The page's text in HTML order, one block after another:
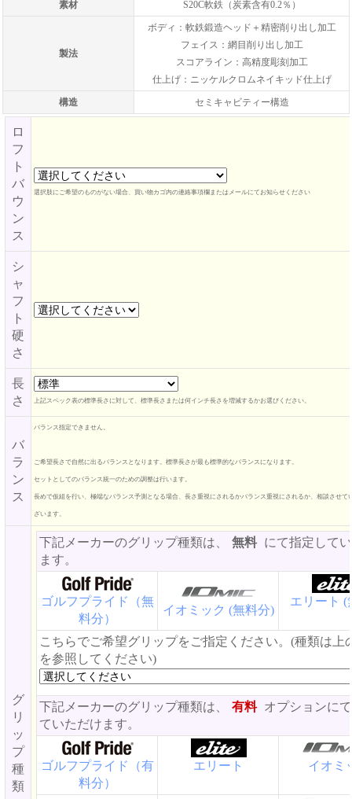
素材 S20C軟鉄（炭素含有0.2％）
製法
ボディ：軟鉄鍛造ヘッド＋精密削り出し加工
フェイス：網目削り出し加工
スコアライン：高精度彫刻加工
仕上げ：ニッケルクロムネイキッド仕上げ
構造 セミキャビティー構造
ロ
フ
ト
バ
ウ
ン
ス
選択肢にご希望のものがない場合、買い物カゴ内の連絡事項欄またはメールにてお知らせください
シ
ャ
フ
ト
硬
さ
長
さ
上記スペック表の標準長さに対して、標準長さまたは何インチ長さを増減するかお選びください。
バ
ラ
ン
ス
バランス指定できません。
ご希望長さで自然に出るバランスとなります。標準長さが最も標準的なバランスになります。
セットとしてのバランス統一のための調整は行います。
長めで仮組を行い、極端なバランス予測となる場合、長さ重視にされるかバランス重視にされるか、相談させて
ざいます。
グ
リ
ッ
プ
種
類
下記メーカーのグリップ種類は、 無料 にて指定して
ます。
ゴルフプライド（無
料分）
イオミック (無料分)
エリート (
こちらでご希望グリップをご指定ください。(種類は上
を参照してください)
下記メーカーのグリップ種類は、 有料 オプションに
ていただけます。
ゴルフプライド（有
料分）
エリート イオミ